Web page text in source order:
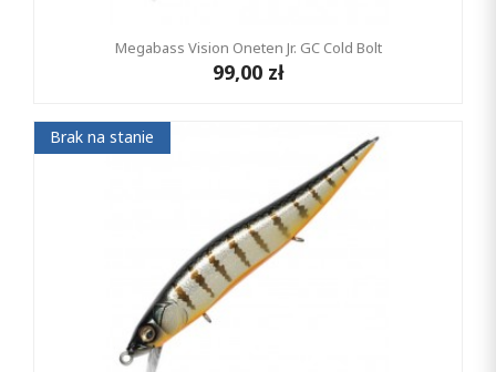
Megabass Vision Oneten Jr. GC Cold Bolt
99,00 zł
Brak na stanie